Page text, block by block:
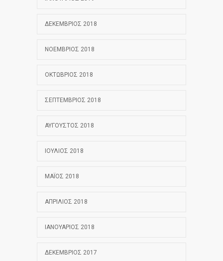
ΔΕΚΈΜΒΡΙΟΣ 2018
ΝΟΈΜΒΡΙΟΣ 2018
ΟΚΤΏΒΡΙΟΣ 2018
ΣΕΠΤΈΜΒΡΙΟΣ 2018
ΑΎΓΟΥΣΤΟΣ 2018
ΙΟΎΛΙΟΣ 2018
ΜΆΙΟΣ 2018
ΑΠΡΊΛΙΟΣ 2018
ΙΑΝΟΥΆΡΙΟΣ 2018
ΔΕΚΈΜΒΡΙΟΣ 2017